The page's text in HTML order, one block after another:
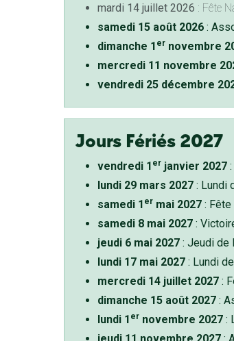
mardi 14 juillet 2026 : Fête
samedi 15 août 2026:
dimanche 1 ernovembre
mercredi 11 novembre
vendredi 25 décembre
Jours Fériés 2027
vendredi 1 erjanvier 2027:
lundi 29 mars 2027: Lundi
samedi 1 ermai 2027: Fête
samedi 8 mai 2027:
jeudi 6 mai 2027: Jeudi de
lundi 17 mai 2027: Lundi
mercredi 14 juillet 2027:
dimanche 15 août 2027:
lundi 1 ernovembre 2027:
jeudi 11 novembre 2027: